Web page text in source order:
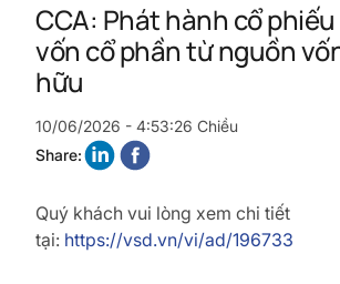
CCA: Phát hành cổ
vốn cổ phần từ nguồn
hữu
10/06/2026 - 4:53:26 Chiều
Share:
Quý khách vui lòng xem chi tiết
tại: https://vsd.vn/vi/ad/196733